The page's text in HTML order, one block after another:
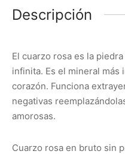
Descripción
El cuarzo rosa es la
infinita. Es el mineral más
corazón. Funciona
negativas
amorosas.
Cuarzo rosa en bruto sin